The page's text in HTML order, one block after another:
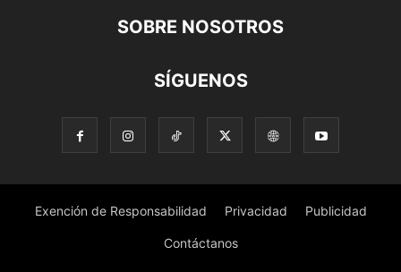
SOBRE NOSOTROS
SÍGUENOS
Exención de Responsabilidad Privacidad Publicidad
Contáctanos